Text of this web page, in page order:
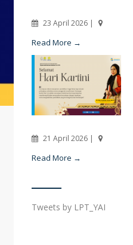
23 April 2026 |
Read More →
21 April 2026 |
Read More →
Tweets by LPT_YAI